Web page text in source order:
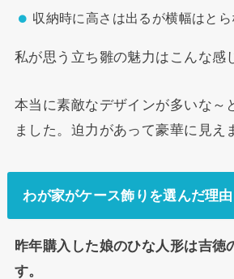
収納時に高さは出るが横幅はとら
私が思う立ち雛の魅力はこんな感
本当に素敵なデザインが多いな～
ました。迫力があって豪華に見え
わが家がケース飾りを選んだ理由
昨年購入した娘のひな人形は吉徳
す。